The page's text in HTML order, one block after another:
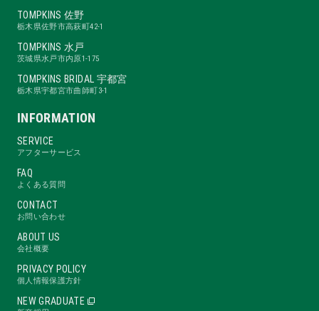
TOMPKINS 佐野
栃木県佐野市高萩町42-1
TOMPKINS 水戸
茨城県水戸市内原1-175
TOMPKINS BRIDAL 宇都宮
栃木県宇都宮市曲師町3-1
INFORMATION
SERVICE
アフターサービス
FAQ
よくある質問
CONTACT
お問い合わせ
ABOUT US
会社概要
PRIVACY POLICY
個人情報保護方針
NEW GRADUATE